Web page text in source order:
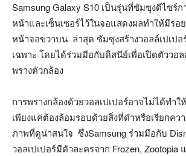
Samsung Galaxy S10 เป็นรุ่นที่ซัมซุงดีไซร์ก
หน้าและเซ็นเซอร์ไว้ในจอแสดงผลทำให้มีรอ
หน้าจอขวาบน ล่าสุด ซัมซุงสร้างวอลล์เปเป
เฉพาะ โดยได้ร่วมมือกับดิสนีย์เพื่อเปิดตัววอล
พรางตัวกล้อง
การพรางกล้องด้วยวอลเปเปอร์อาจไม่ได้ทำ
เพียงแค่ต้องล้อมรอบด้วยสิ่งที่ดำหรือเรียกคว
ภาพที่ดูน่าสนใจ ซึ่งSamsung ร่วมมือกับ
วอลเปเปอร์มีตัวละครจาก Frozen, Zootopia